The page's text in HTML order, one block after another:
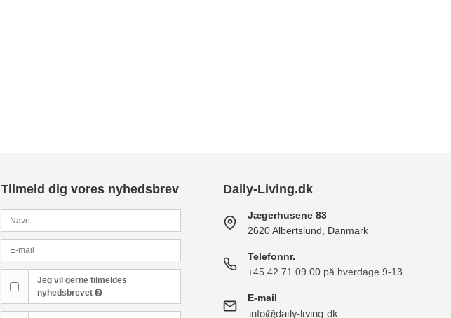
Tilmeld dig vores nyhedsbrev
Jeg vil gerne tilmeldes
nyhedsbrevet
Daily-Living.dk
Jægerhusene 83
2620 Albertslund, Danmark
Telefonnr.
+45 42 71 09 00 på hverdage 9-13
E-mail